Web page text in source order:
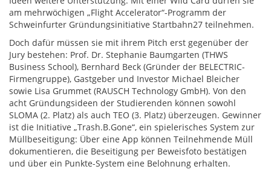
am mehrwöchigen „Flight Accelerator“-Programm der
Schweinfurter Gründungsinitiative Startbahn27 teilnehmen.
Doch dafür müssen sie mit ihrem Pitch erst gegenüber der
Jury bestehen: Prof. Dr. Stephanie Baumgarten (THWS
Business School), Bernhard Beck (Gründer der BELECTRIC-
Firmengruppe), Gastgeber und Investor Michael Bleicher
sowie Lisa Grummet (RAUSCH Technology GmbH). Von den
acht Gründungsideen der Studierenden können sowohl
SLOMA (2. Platz) als auch TEO (3. Platz) überzeugen. Gewinner
ist die Initiative „Trash.B.Gone“, ein spielerisches System zur
Müllbeseitigung: Über eine App können Teilnehmende Müll
dokumentieren, die Beseitigung per Beweisfoto bestätigen
und über ein Punkte-System eine Belohnung erhalten.